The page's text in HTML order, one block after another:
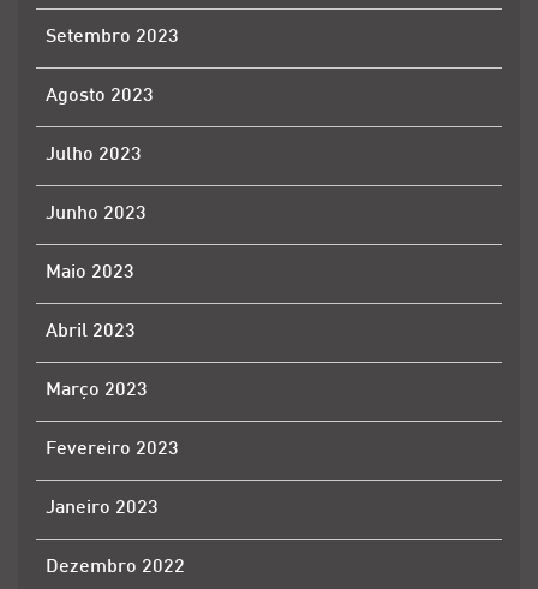
Setembro 2023
Agosto 2023
Julho 2023
Junho 2023
Maio 2023
Abril 2023
Março 2023
Fevereiro 2023
Janeiro 2023
Dezembro 2022